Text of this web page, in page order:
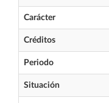
Carácter
Créditos
Periodo
Situación